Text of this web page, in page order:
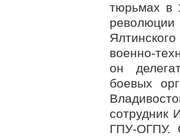
тюрьмах в
военно-
он
боевых
сотрудник
ГПУ-ОГПУ.